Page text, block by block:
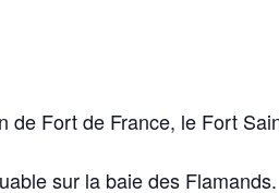
de Fort de France, le Fort
sur la baie des Flamands.